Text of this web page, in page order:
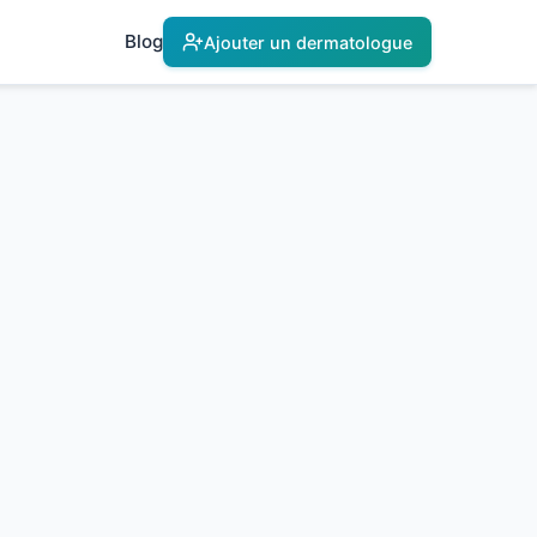
Blog Ajouter un dermatologue